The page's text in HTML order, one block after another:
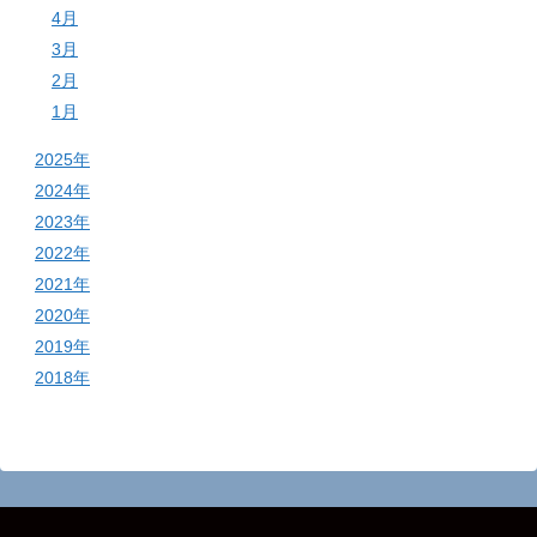
4月
3月
2月
1月
2025年
2024年
2023年
2022年
2021年
2020年
2019年
2018年